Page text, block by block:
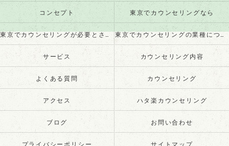
コンセプト 東京でカウンセリングなら
東京でカウンセリングが必要とされる理由 東京でカウンセリングの業種について
サービス カウンセリング内容
よくある質問 カウンセリング
アクセス ハタ楽カウンセリング
ブログ お問い合わせ
プライバシーポリシー サイトマップ